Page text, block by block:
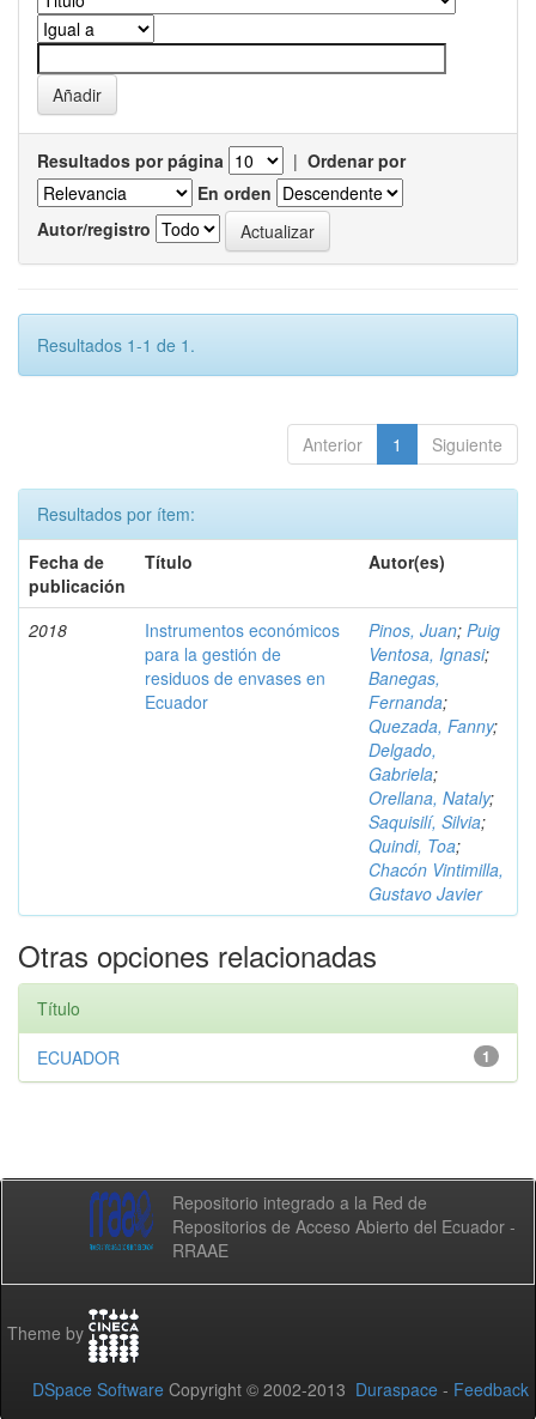
Resultados por página | Ordenar por
En orden
Autor/registro
Resultados 1-1 de 1.
Anterior 1 Siguiente
Resultados por ítem:
Fecha de
publicación
Título Autor(es)
2018
Instrumentos económicos
para la gestión de
residuos de envases en
Ecuador
Pinos, Juan; Puig
Ventosa, Ignasi;
Banegas,
Fernanda;
Quezada, Fanny;
Delgado,
Gabriela;
Orellana, Nataly;
Saquisilí, Silvia;
Quindi, Toa;
Chacón Vintimilla,
Gustavo Javier
Otras opciones relacionadas
Título
1
ECUADOR
Repositorio integrado a la Red de
Repositorios de Acceso Abierto del Ecuador -
RRAAE
Theme by
DSpace Software Copyright © 2002-2013 Duraspace - Feedback